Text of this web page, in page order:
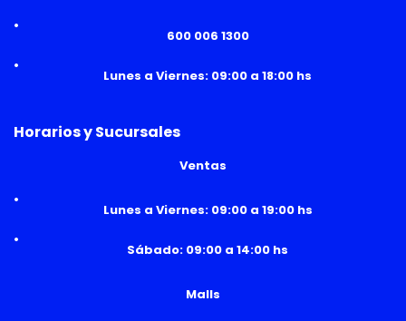
600 006 1300
Lunes a Viernes: 09:00 a 18:00 hs
Horarios y Sucursales
Ventas
Lunes a Viernes: 09:00 a 19:00 hs
Sábado: 09:00 a 14:00 hs
Malls